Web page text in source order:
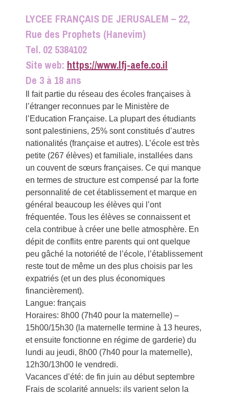
LYCEE FRANÇAIS DE JERUSALEM – 22,
Rue des Prophets (Hanevim)
Tel. 02 5384102
Site web: https://www.lfj-aefe.co.il
De 3 à 18 ans
Il fait partie du réseau des écoles françaises à
l’étranger reconnues par le Ministère de
l’Education Française. La plupart des étudiants
sont palestiniens, 25% sont constitués d’autres
nationalités (française et autres). L’école est très
petite (267 élèves) et familiale, installées dans
un couvent de sœurs françaises. Ce qui manque
en termes de structure est compensé par la forte
personnalité de cet établissement et marque en
général beaucoup les élèves qui l’ont
fréquentée. Tous les élèves se connaissent et
cela contribue à créer une belle atmosphère. En
dépit de conflits entre parents qui ont quelque
peu gâché la notoriété de l’école, l’établissement
reste tout de même un des plus choisis par les
expatriés (et un des plus économiques
financièrement).
Langue: français
Horaires: 8h00 (7h40 pour la maternelle) –
15h00/15h30 (la maternelle termine à 13 heures,
et ensuite fonctionne en régime de garderie) du
lundi au jeudi, 8h00 (7h40 pour la maternelle),
12h30/13h00 le vendredi.
Vacances d’été: de fin juin au début septembre
Frais de scolarité annuels: ils varient selon la